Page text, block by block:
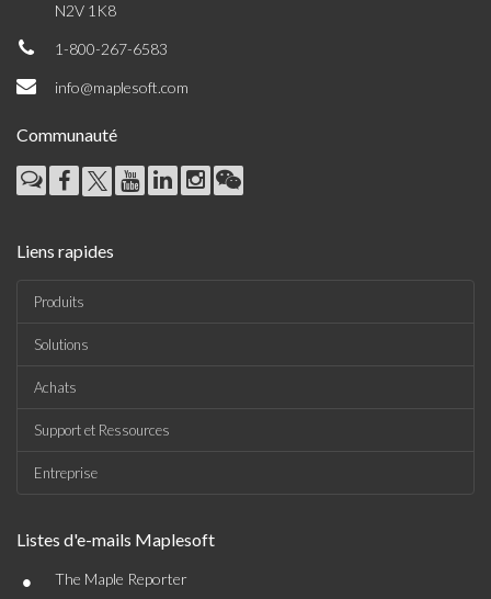
N2V 1K8
1-800-267-6583
info@maplesoft.com
Communauté
Liens rapides
Produits
Solutions
Achats
Support et Ressources
Entreprise
Listes d'e-mails Maplesoft
• The Maple Reporter